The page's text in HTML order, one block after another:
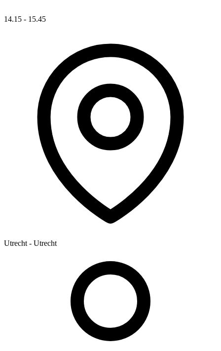
14.15 - 15.45
Utrecht - Utrecht